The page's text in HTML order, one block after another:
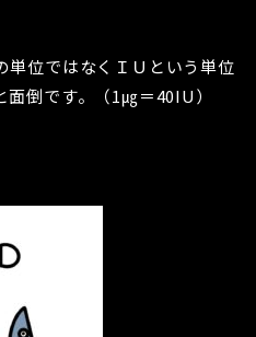
単位ではなくＩＵという単位
倒です。（1㎍＝40IU）